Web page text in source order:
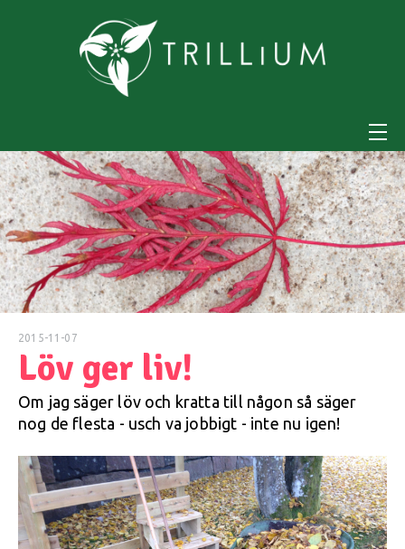
2015-11-07
Löv ger liv!
Om jag säger löv och kratta till någon så säger
nog de flesta - usch va jobbigt - inte nu igen!